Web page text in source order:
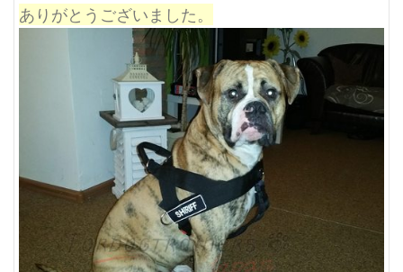
ありがとうございました。